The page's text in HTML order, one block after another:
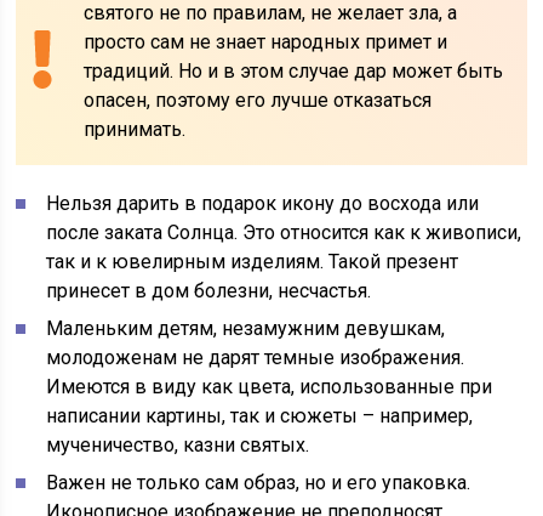
святого не по правилам, не желает зла, а
просто сам не знает народных примет и
традиций. Но и в этом случае дар может быть
опасен, поэтому его лучше отказаться
принимать.
Нельзя дарить в подарок икону до восхода или
после заката Солнца. Это относится как к живописи,
так и к ювелирным изделиям. Такой презент
принесет в дом болезни, несчастья.
Маленьким детям, незамужним девушкам,
молодоженам не дарят темные изображения.
Имеются в виду как цвета, использованные при
написании картины, так и сюжеты – например,
мученичество, казни святых.
Важен не только сам образ, но и его упаковка.